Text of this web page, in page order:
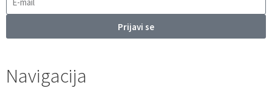
Prijavi se
Navigacija